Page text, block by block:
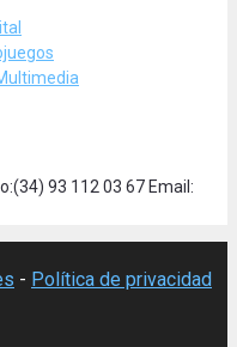
93 112 03 67 Email:
- Política de privacidad